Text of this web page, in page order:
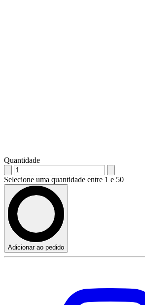
Quantidade
Selecione uma quantidade entre 1 e 50
Adicionar ao pedido